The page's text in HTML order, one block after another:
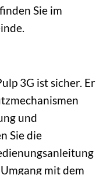
Sie im
3G ist sicher. Er
und
Sie die
mit dem